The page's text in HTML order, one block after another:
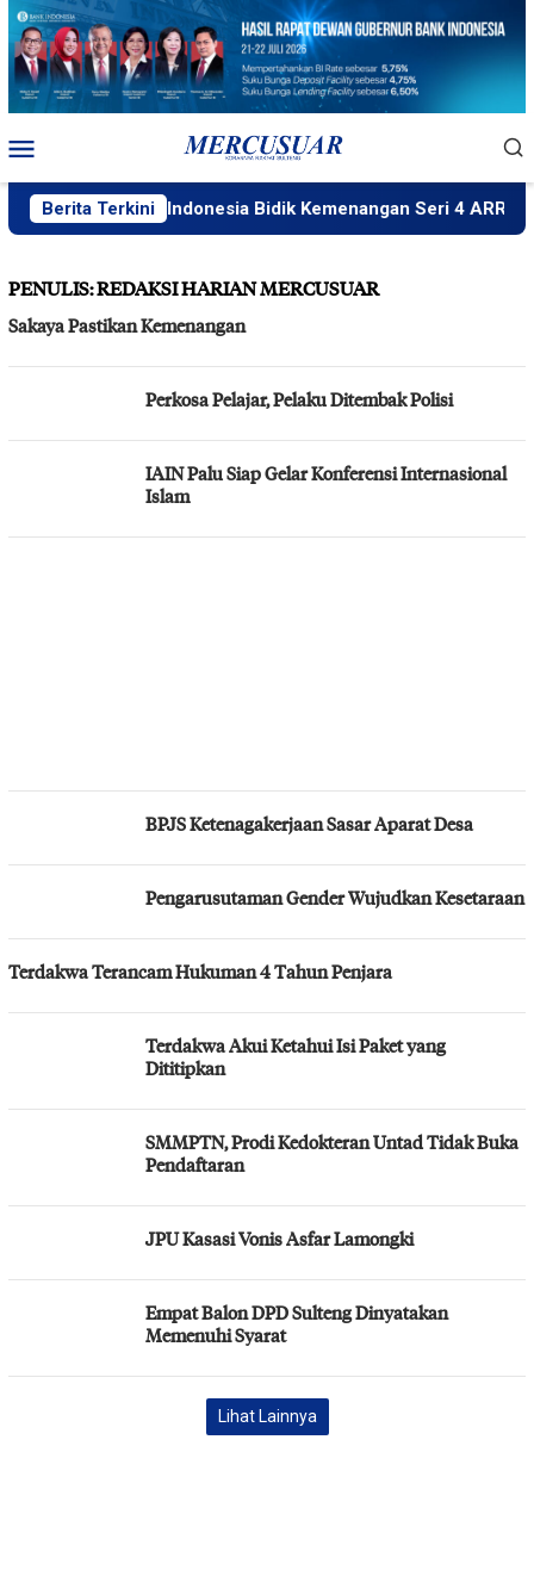
Loncat
konten
Mobile
Berita Terkini
Racing Indonesia Bidik Kemenangan Seri 4 ARRC
PENULIS:REDAKSI HARIAN MERCUSUAR
Sakaya Pastikan Kemenangan
Perkosa Pelajar, Pelaku Ditembak Polisi
IAIN Palu Siap Gelar Konferensi Internasional
Islam
BPJS Ketenagakerjaan Sasar Aparat Desa
Pengarusutaman Gender Wujudkan Kesetaraan
Terdakwa Terancam Hukuman 4 Tahun Penjara
Terdakwa Akui Ketahui Isi Paket yang
Dititipkan
SMMPTN, Prodi Kedokteran Untad Tidak Buka
Pendaftaran
JPU Kasasi Vonis Asfar Lamongki
Empat Balon DPD Sulteng Dinyatakan
Memenuhi Syarat
Lihat Lainnya